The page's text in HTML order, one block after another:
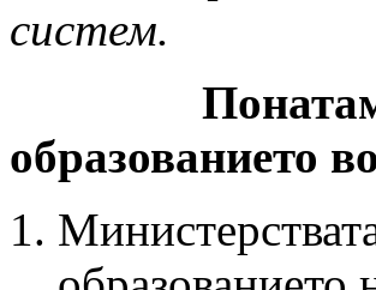
систем.
Понатаму во
образованието